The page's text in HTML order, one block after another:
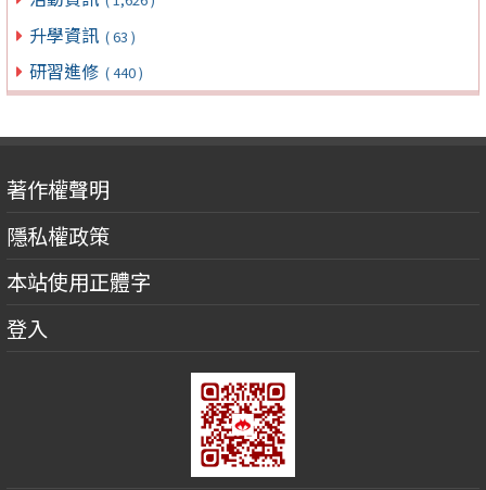
升學資訊 ( 63 )
研習進修 ( 440 )
著作權聲明
隱私權政策
本站使用正體字
登入